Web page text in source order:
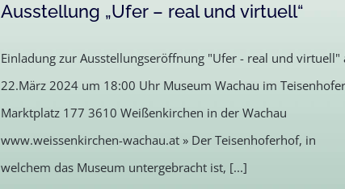
Ausstellung „Ufer – real und virtuell“
Einladung zur Ausstellungseröffnung "Ufer - real und virtuell"
22.März 2024 um 18:00 Uhr Museum Wachau im
Marktplatz 177 3610 Weißenkirchen in der Wachau
www.weissenkirchen-wachau.at » Der Teisenhoferhof, in
welchem das Museum untergebracht ist, [...]